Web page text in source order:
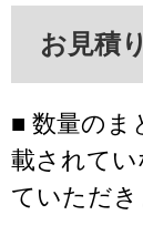
お見積
■ 数量のま
載されて
ていただき